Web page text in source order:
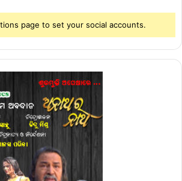
page to set your social accounts.